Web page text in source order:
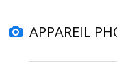
APPAREIL